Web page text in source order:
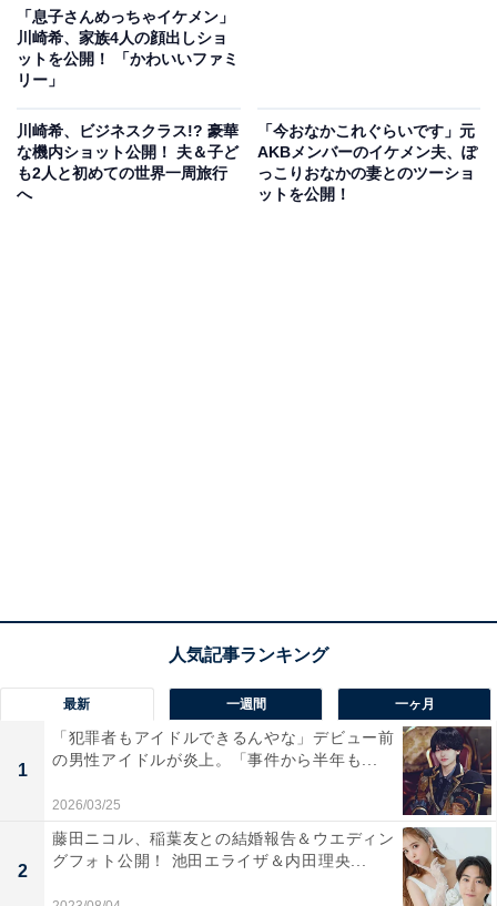
「息子さんめっちゃイケメン」
川崎希、家族4人の顔出しショ
ットを公開！ 「かわいいファミ
リー」
川崎希、ビジネスクラス!? 豪華
な機内ショット公開！ 夫＆子ど
も2人と初めての世界一周旅行
へ
「今おなかこれぐらいです」元
AKBメンバーのイケメン夫、ぽ
っこりおなかの妻とのツーショ
ットを公開！
最新 一週間 一ヶ月
1
「犯罪者もアイドルできるんやな」デビュー前
の男性アイドルが炎上。「事件から半年も...
2026/03/25
2
藤田ニコル、稲葉友との結婚報告＆ウエディン
グフォト公開！ 池田エライザ＆内田理央...